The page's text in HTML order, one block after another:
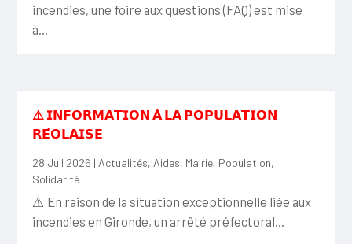
incendies, une foire aux questions (FAQ) est mise
à...
⚠️ 𝗜𝗡𝗙𝗢𝗥𝗠𝗔𝗧𝗜𝗢𝗡 𝗔̀ 𝗟𝗔 𝗣𝗢𝗣𝗨𝗟𝗔𝗧𝗜𝗢𝗡
𝗥𝗘́𝗢𝗟𝗔𝗜𝗦𝗘
28 Juil 2026 | Actualités, Aides, Mairie, Population,
Solidarité
⚠️ En raison de la situation exceptionnelle liée aux
incendies en Gironde, un arrêté préfectoral...